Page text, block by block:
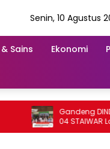
Senin, 10 Agustus
Sains Ekonomi
Gandeng
04 STAIWAR
Desa Logung